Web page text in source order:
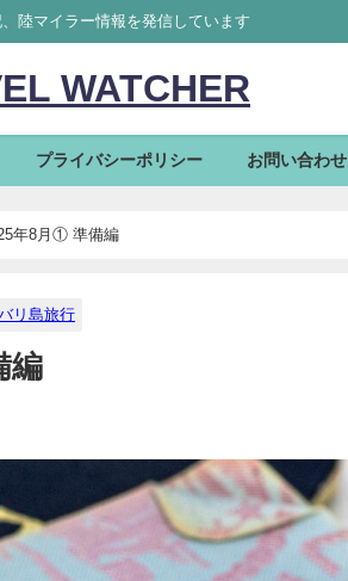
陸マイラー情報を発信しています
WATCHER
プライバシーポリシー お問い合わせ
年8月① 準備編
リ島旅行
編